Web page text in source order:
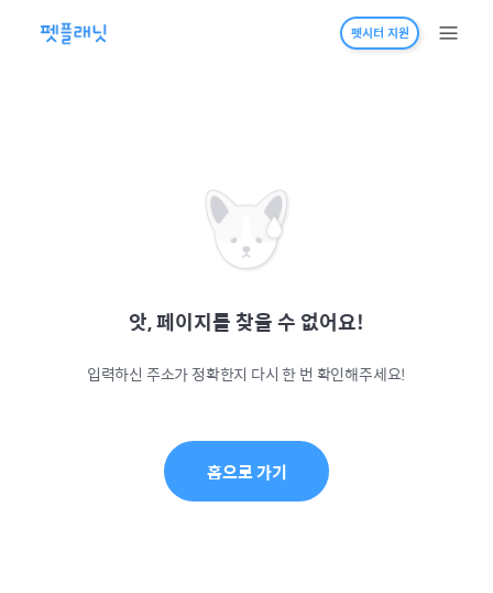
펫시터 지원
앗, 페이지를 찾을 수 없어요!
입력하신 주소가 정확한지 다시 한 번 확인해주세요!
홈으로 가기